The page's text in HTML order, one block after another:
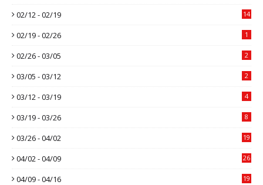
02/12 - 02/19 14
02/19 - 02/26 1
02/26 - 03/05 2
03/05 - 03/12 2
03/12 - 03/19 4
03/19 - 03/26 8
03/26 - 04/02 19
04/02 - 04/09 26
04/09 - 04/16 19